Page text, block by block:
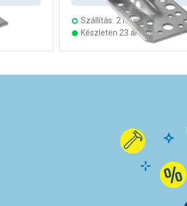
Szállítás: 2 munkanap
Készleten 23 áruházban